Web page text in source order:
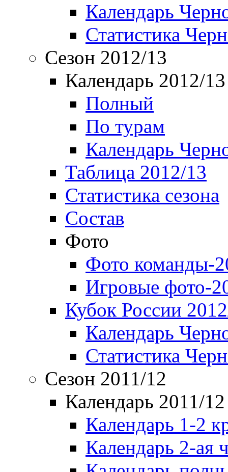
Календарь
Статистика
Сезон 2012/13
Календарь 2012/13
Полный
По турам
Календарь
Таблица 2012/13
Статистика сезона
Состав
Фото
Фото команды-
Игровые фото-
Кубок России
Календарь
Статистика
Сезон 2011/12
Календарь 2011/12
Календарь 1-2
Календарь 2-ая